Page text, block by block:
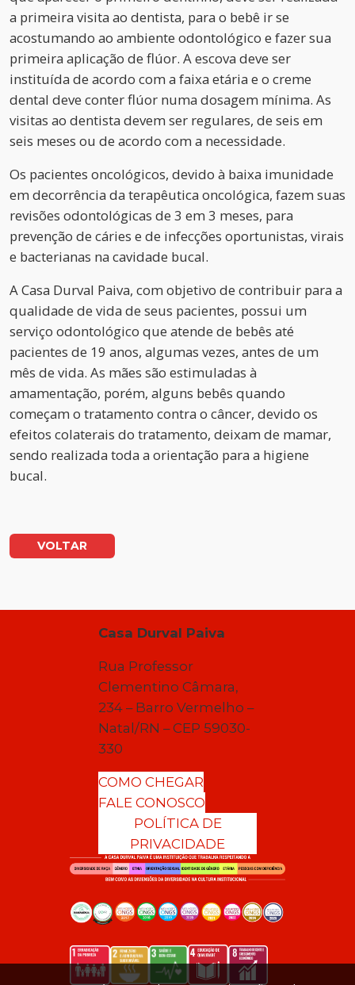
a primeira visita ao dentista, para o bebê ir se
acostumando ao ambiente odontológico e fazer sua
primeira aplicação de flúor. A escova deve ser
instituída de acordo com a faixa etária e o creme
dental deve conter flúor numa dosagem mínima. As
visitas ao dentista devem ser regulares, de seis em
seis meses ou de acordo com a necessidade.
Os pacientes oncológicos, devido à baixa imunidade
em decorrência da terapêutica oncológica, fazem suas
revisões odontológicas de 3 em 3 meses, para
prevenção de cáries e de infecções oportunistas, virais
e bacterianas na cavidade bucal.
A Casa Durval Paiva, com objetivo de contribuir para a
qualidade de vida de seus pacientes, possui um
serviço odontológico que atende de bebês até
pacientes de 19 anos, algumas vezes, antes de um
mês de vida. As mães são estimuladas à
amamentação, porém, alguns bebês quando
começam o tratamento contra o câncer, devido os
efeitos colaterais do tratamento, deixam de mamar,
sendo realizada toda a orientação para a higiene
bucal.
VOLTAR
Casa Durval Paiva
Rua Professor
Clementino Câmara,
234 – Barro Vermelho –
Natal/RN – CEP 59030-
330
COMO CHEGAR
FALE CONOSCO
POLÍTICA DE
PRIVACIDADE